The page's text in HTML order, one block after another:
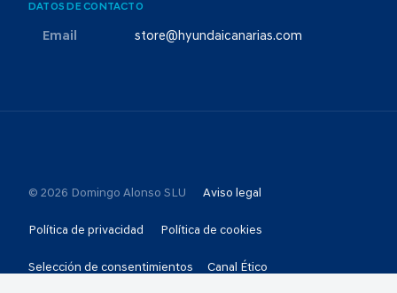
DATOS DE CONTACTO
Email store@hyundaicanarias.com
© 2026 Domingo Alonso SLU Aviso legal
Política de privacidad Política de cookies
Selección de consentimientos Canal Ético